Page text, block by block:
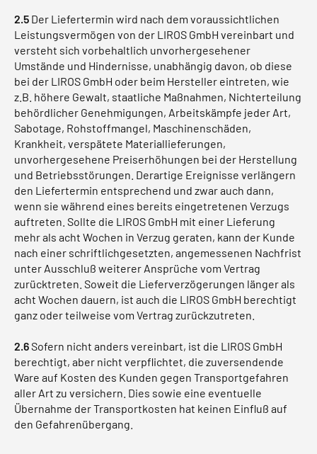
2.5 Der Liefertermin wird nach dem voraussichtlichen
Leistungsvermögen von der LIROS GmbH vereinbart und
versteht sich vorbehaltlich unvorhergesehener
Umstände und Hindernisse, unabhängig davon, ob diese
bei der LIROS GmbH oder beim Hersteller eintreten, wie
z.B. höhere Gewalt, staatliche Maßnahmen, Nichterteilung
behördlicher Genehmigungen, Arbeitskämpfe jeder Art,
Sabotage, Rohstoffmangel, Maschinenschäden,
Krankheit, verspätete Materiallieferungen,
unvorhergesehene Preiserhöhungen bei der Herstellung
und Betriebsstörungen. Derartige Ereignisse verlängern
den Liefertermin entsprechend und zwar auch dann,
wenn sie während eines bereits eingetretenen Verzugs
auftreten. Sollte die LIROS GmbH mit einer Lieferung
mehr als acht Wochen in Verzug geraten, kann der Kunde
nach einer schriftlichgesetzten, angemessenen Nachfrist
unter Ausschluß weiterer Ansprüche vom Vertrag
zurücktreten. Soweit die Lieferverzögerungen länger als
acht Wochen dauern, ist auch die LIROS GmbH berechtigt
ganz oder teilweise vom Vertrag zurückzutreten.
2.6Sofern nicht anders vereinbart, ist die LIROS GmbH
berechtigt, aber nicht verpflichtet, die zuversendende
Ware auf Kosten des Kunden gegen Transportgefahren
aller Art zu versichern. Dies sowie eine eventuelle
Übernahme der Transportkosten hat keinen Einfluß auf
den Gefahrenübergang.